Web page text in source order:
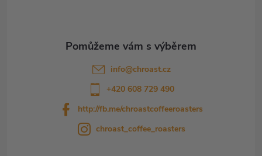
info@chroast.cz
+420 608 729 490
http://fb.me/chroastcoffeeroasters
chroast_coffee_roasters